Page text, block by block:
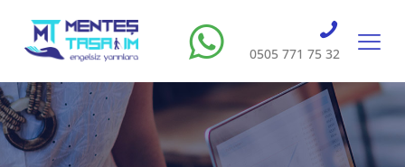
0505 771 75 32